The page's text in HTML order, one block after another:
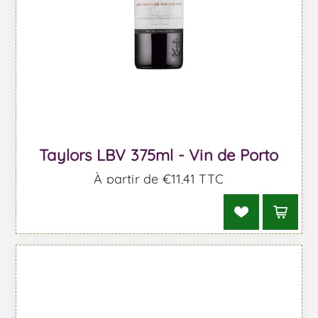
Taylors LBV 375ml - Vin de Porto
À partir de €11,41 TTC